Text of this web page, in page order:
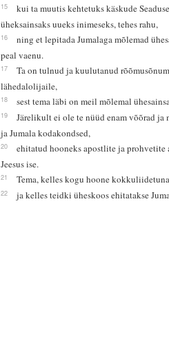
15
kui ta muutis kehtetuks käskude
üheksainsaks uueks inimeseks, tehes rahu,
16
ning et lepitada Jumalaga mõlemad
peal vaenu.
17
Ta on tulnud ja kuulutanud
lähedalolijaile,
18 sest tema läbi on meil mõlemal
19
Järelikult ei ole te nüüd enam võõrad
ja Jumala kodakondsed,
20
ehitatud hooneks apostlite ja
Jeesus ise.
21 Tema, kelles kogu hoone
22 ja kelles teidki üheskoos ehitatakse